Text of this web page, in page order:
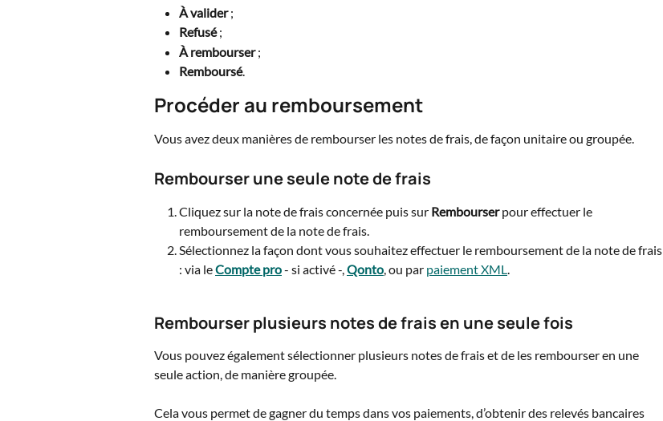
À valider ;
Refusé ;
À rembourser ;
Remboursé.
Procéder au remboursement
Vous avez deux manières de rembourser les notes de frais, de façon unitaire ou groupée.
Rembourser une seule note de frais
Cliquez sur la note de frais concernée puis sur Rembourser pour effectuer le
remboursement de la note de frais.
Sélectionnez la façon dont vous souhaitez effectuer le remboursement de la note de frais
: via le Compte pro - si activé -, Qonto , ou par paiement XML
Rembourser plusieurs notes de frais en une seule fois
Vous pouvez également sélectionner plusieurs notes de frais et de les rembourser en une
seule action, de manière groupée.
Cela vous permet de gagner du temps dans vos paiements, d’obtenir des relevés bancaires